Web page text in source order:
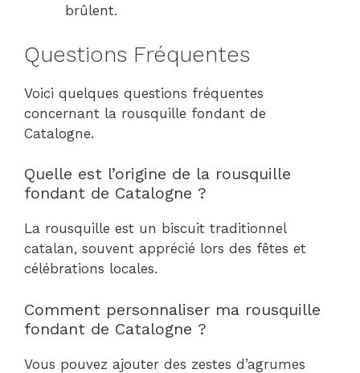
brûlent.
Questions Fréquentes
Voici quelques questions fréquentes
concernant la rousquille fondant de
Catalogne.
Quelle est l’origine de la rousquille
fondant de Catalogne ?
La rousquille est un biscuit traditionnel
catalan, souvent apprécié lors des fêtes et
célébrations locales.
Comment personnaliser ma rousquille
fondant de Catalogne ?
Vous pouvez ajouter des zestes d’agrumes